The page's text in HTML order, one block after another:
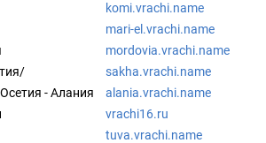
komi.vrachi.name
mari-el.vrachi.name
mordovia.vrachi.name
sakha.vrachi.name
- Алания
alania.vrachi.name
vrachi16.ru
tuva.vrachi.name